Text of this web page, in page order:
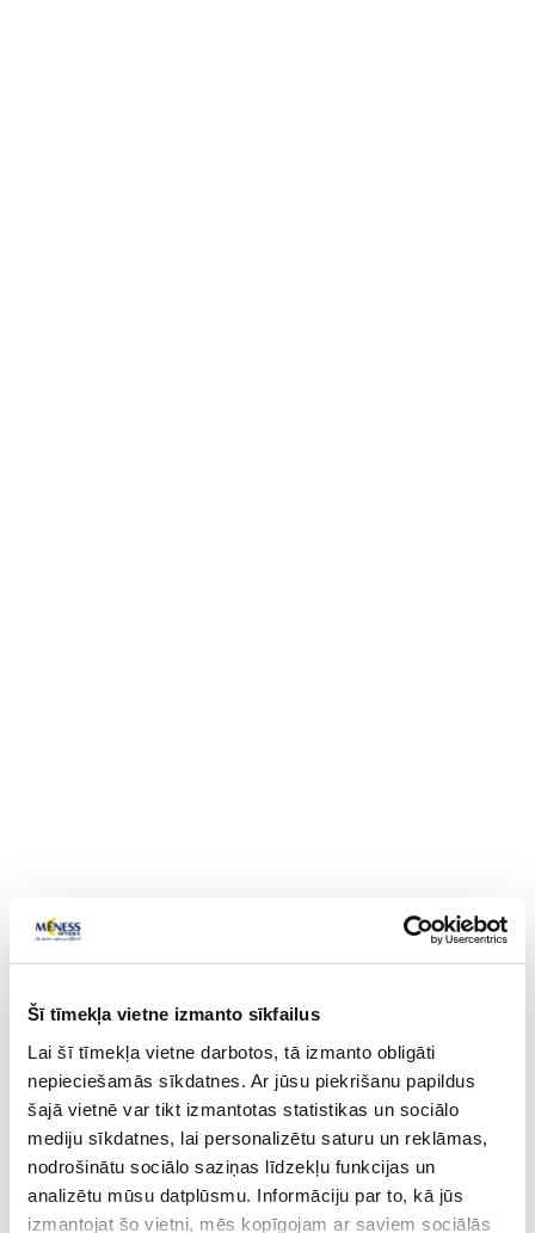
Šī tīmekļa vietne izmanto sīkfailus
Lai šī tīmekļa vietne darbotos, tā izmanto obligāti
nepieciešamās sīkdatnes. Ar jūsu piekrišanu papildus
šajā vietnē var tikt izmantotas statistikas un sociālo
mediju sīkdatnes, lai personalizētu saturu un reklāmas,
nodrošinātu sociālo saziņas līdzekļu funkcijas un
analizētu mūsu datplūsmu. Informāciju par to, kā jūs
izmantojat šo vietni, mēs kopīgojam ar saviem sociālās